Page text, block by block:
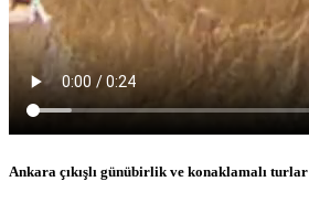
Ankara çıkışlı günübirlik ve konaklamalı turlar